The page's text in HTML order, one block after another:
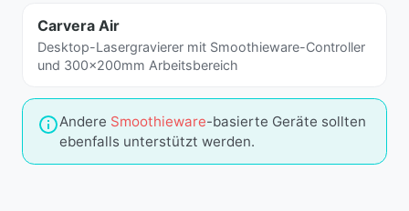
Carvera Air
Desktop-Lasergravierer mit Smoothieware-Controller
und 300x200mm Arbeitsbereich
Andere Smoothieware-basierte Geräte sollten
ebenfalls unterstützt werden.